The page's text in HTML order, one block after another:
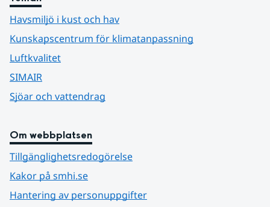
Havsmiljö i kust och hav
Kunskapscentrum för klimatanpassning
Luftkvalitet
SIMAIR
Sjöar och vattendrag
Om webbplatsen
Tillgänglighetsredogörelse
Kakor på smhi.se
Hantering av personuppgifter